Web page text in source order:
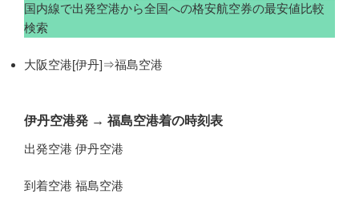
国内線で出発空港から全国への格安航空券の最安値比較
検索
大阪空港[伊丹]⇒福島空港
伊丹空港発 → 福島空港着の時刻表
出発空港 伊丹空港
到着空港 福島空港